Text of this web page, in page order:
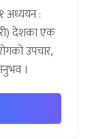
अध्ययन :
देशका एक
उपचार,
।